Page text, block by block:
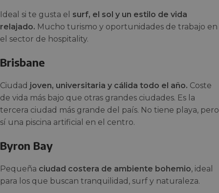
Ideal si te gusta el surf, el sol y un estilo de vida
relajado. Mucho turismo y oportunidades de trabajo en
el sector de hospitality.
Brisbane
Ciudad joven, universitaria y cálida todo el año. Coste
de vida más bajo que otras grandes ciudades. Es la
tercera ciudad más grande del país. No tiene playa, pero
sí una piscina artificial en el centro.
Byron Bay
Pequeña ciudad costera de ambiente bohemio, ideal
para los que buscan tranquilidad, surf y naturaleza.